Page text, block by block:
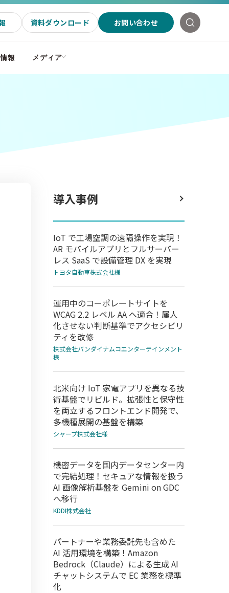
資料ダウンロード お問い合わせ
報 メディア
導入事例
IoT で工場空調の遠隔操作を実現！
AR モバイルアプリとフルサーバー
レス SaaS で設備管理 DX を実現
トヨタ自動車株式会社様
運用中のコーポレートサイトを
WCAG 2.2 レベル AA へ適合！属人
化させない判断基準でアクセシビリ
ティを改修
株式会社バンダイナムコエンターテインメント
様
北米向け IoT 家電アプリを異なる技
術基盤でリビルド。拡張性と保守性
を両立するフロントエンド開発で、
多機種展開の基盤を構築
シャープ株式会社様
機密データを国内データセンター内
で完結処理！セキュアな情報を扱う
AI 画像解析基盤を Gemini on GDC
へ移行
KDDI株式会社
パートナーや業務委託先も含めた
AI 活用環境を構築！Amazon
Bedrock（Claude）による生成 AI
チャットシステムで EC 業務を標準
化